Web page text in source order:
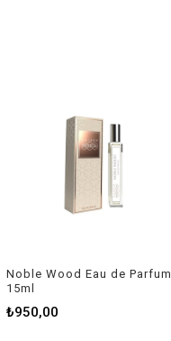
Noble Wood Eau de Parfum
15ml
₺950,00